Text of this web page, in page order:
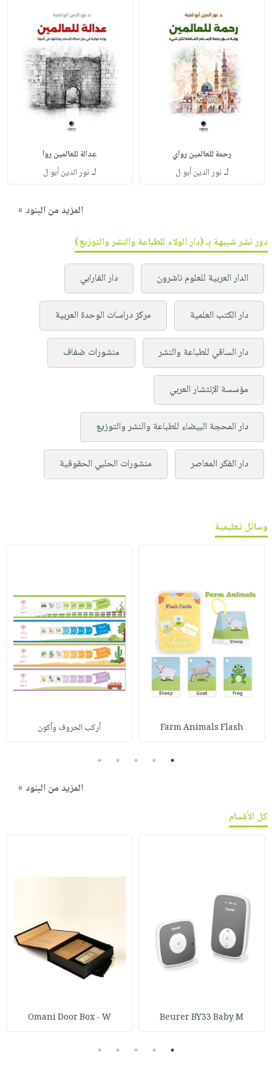
رحمة للعالمين رواي
لـ نور الدين أبو ل
عدالة للعالمين روا
لـ نور الدين أبو ل
المزيد من البنود »
دور نشر شبيهة بـ (دار الولاء للطباعة والنشر والتوزيع)
الدار العربية للعلوم ناشرون دار الفارابي
دار الكتب العلمية مركز دراسات الوحدة العربية
دار الساقي للطباعة والنشر منشورات ضفاف
مؤسسة الإنتشار العربي
دار المحجة البيضاء للطباعة والنشر والتوزيع
دار الفكر المعاصر منشورات الحلبي الحقوقية
وسائل تعليمية
Farm Animals Flash أركب الحروف وأكون
1
2
3
4
5
المزيد من البنود »
كل الأقسام
Beurer BY33 Baby M
Omani Door Box - W
1
2
3
4
5